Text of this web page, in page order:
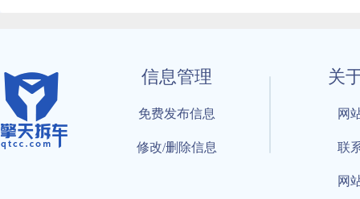
信息管理
免费发布信息
修改/删除信息
关
网
联
网